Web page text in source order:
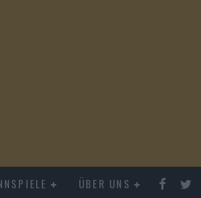
ÜBER UNS